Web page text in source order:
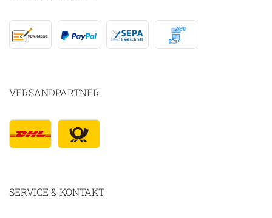
VERSANDPARTNER
SERVICE & KONTAKT